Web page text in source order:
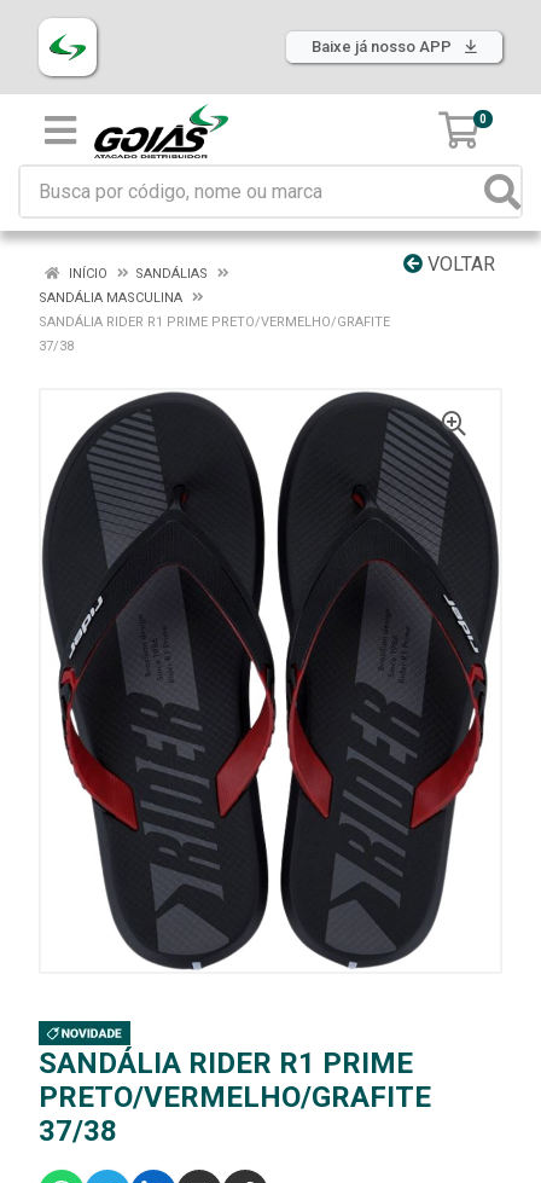
Baixe já nosso APP
0
VOLTAR
INÍCIO
SANDÁLIAS
SANDÁLIA MASCULINA
SANDÁLIA RIDER R1 PRIME PRETO/VERMELHO/GRAFITE
37/38
SANDÁLIA RIDER R1 PRIME
PRETO/VERMELHO/GRAFITE
37/38